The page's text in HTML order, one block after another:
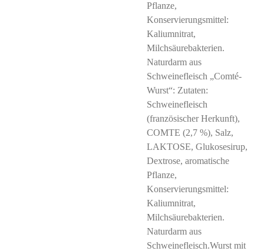
Pflanze,
Konservierungsmittel:
Kaliumnitrat,
Milchsäurebakterien.
Naturdarm aus
Schweinefleisch „Comté-
Wurst“: Zutaten:
Schweinefleisch
(französischer Herkunft),
COMTE (2,7 %), Salz,
LAKTOSE, Glukosesirup,
Dextrose, aromatische
Pflanze,
Konservierungsmittel:
Kaliumnitrat,
Milchsäurebakterien.
Naturdarm aus
Schweinefleisch.Wurst mit